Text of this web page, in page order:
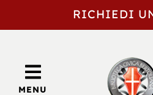
RICHIEDI
MENU